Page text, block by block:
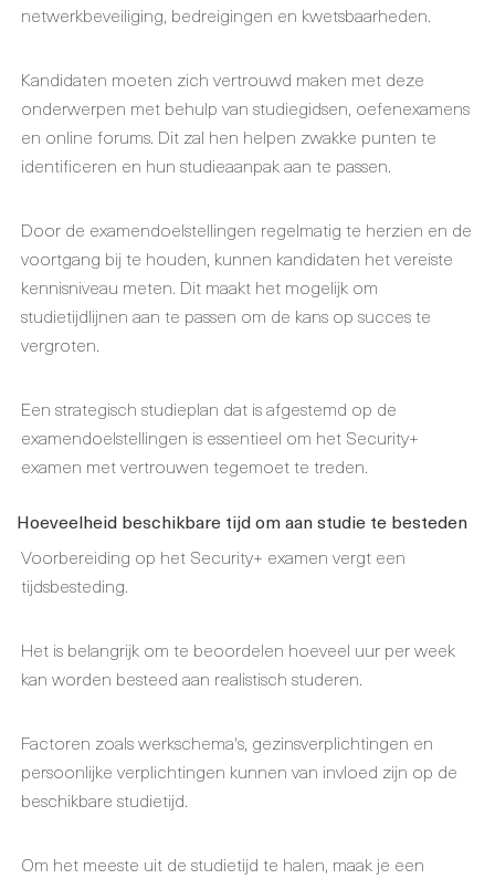
netwerkbeveiliging, bedreigingen en kwetsbaarheden.
Kandidaten moeten zich vertrouwd maken met deze
onderwerpen met behulp van studiegidsen, oefenexamens
en online forums. Dit zal hen helpen zwakke punten te
identificeren en hun studieaanpak aan te passen.
Door de examendoelstellingen regelmatig te herzien en de
voortgang bij te houden, kunnen kandidaten het vereiste
kennisniveau meten. Dit maakt het mogelijk om
studietijdlijnen aan te passen om de kans op succes te
vergroten.
Een strategisch studieplan dat is afgestemd op de
examendoelstellingen is essentieel om het Security+
examen met vertrouwen tegemoet te treden.
Hoeveelheid beschikbare tijd om aan studie te besteden
Voorbereiding op het Security+ examen vergt een
tijdsbesteding.
Het is belangrijk om te beoordelen hoeveel uur per week
kan worden besteed aan realistisch studeren.
Factoren zoals werkschema's, gezinsverplichtingen en
persoonlijke verplichtingen kunnen van invloed zijn op de
beschikbare studietijd.
Om het meeste uit de studietijd te halen, maak je een